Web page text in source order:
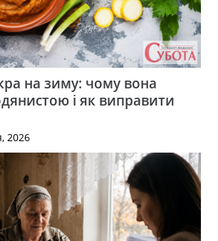
на зиму: чому вона
і як виправити
2026